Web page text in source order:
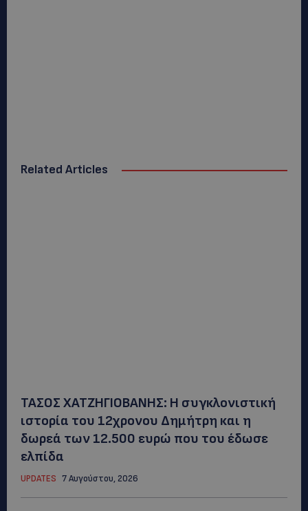
Related Articles
ΤΑΣΟΣ ΧΑΤΖΗΓΙΟΒΑΝΗΣ: Η συγκλονιστική
ιστορία του 12χρονου Δημήτρη και η
δωρεά των 12.500 ευρώ που του έδωσε
ελπίδα
UPDATES 7 Αυγούστου, 2026